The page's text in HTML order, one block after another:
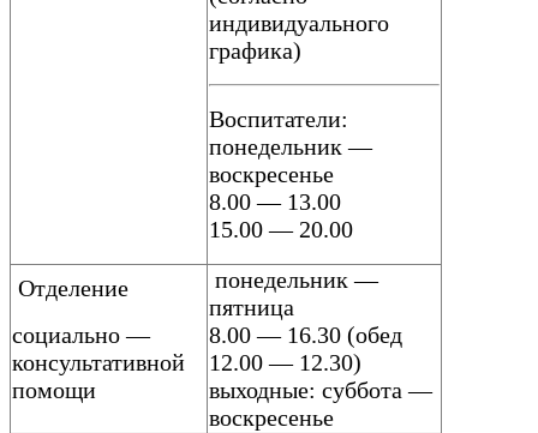
индивидуального
графика)
Воспитатели:
понедельник —
воскресенье
8.00 — 13.00
15.00 — 20.00
Отделение
социально —
консультативной
помощи
понедельник —
пятница
8.00 — 16.30 (обед
12.00 — 12.30)
выходные: суббота —
воскресенье